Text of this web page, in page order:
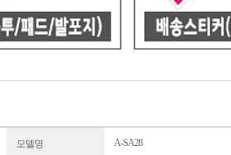
모델명 A-SA28